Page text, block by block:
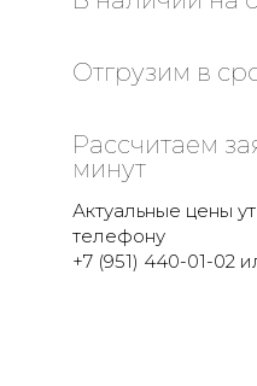
Отгрузим в
Рассчитаем
минут
Актуальные цены
телефону
+7 (951) 440-01-02